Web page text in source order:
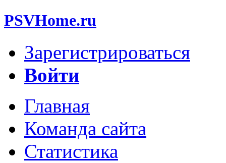
PSVHome.ru
Зарегистрироваться
Войти
Главная
Команда сайта
Статистика